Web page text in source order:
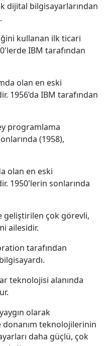
dijital bilgisayarlarından
kullanan ilk ticari
IBM tarafından
olan en eski
1956’da IBM tarafından
programlama
(1958),
olan en eski
1950'lerin sonlarında
geliştirilen çok görevli,
ailesidir.
tarafından
teknolojisi alanında
olarak
donanım teknolojilerinin
daha güçlü, çok